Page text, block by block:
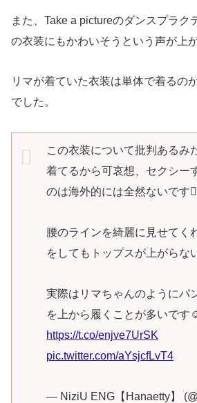
また、Take a pictureのダンスプラク
の衣装にもかわいそうという声が上
リマが着ていた衣装は単体で着るの
でした。
この衣装について批判あるみ
着てるから可哀想、セクシー
のは海外的には全然ないです
腰のラインを綺麗に見せてく
をしてもトップスが上がらな
実際はリマちゃんのようにパ
を上から履くことが多いです
https://t.co/enjve7UrSK
pic.twitter.com/aYsjcfLvT4
— NiziU ENG【Hanaetty】